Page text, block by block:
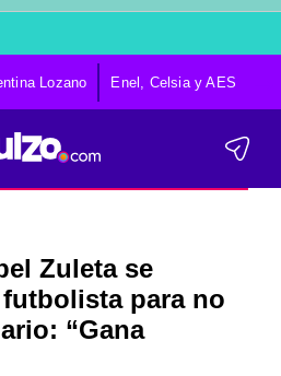
Lozano Enel, Celsia y AES
Zuleta se
para no
“Gana